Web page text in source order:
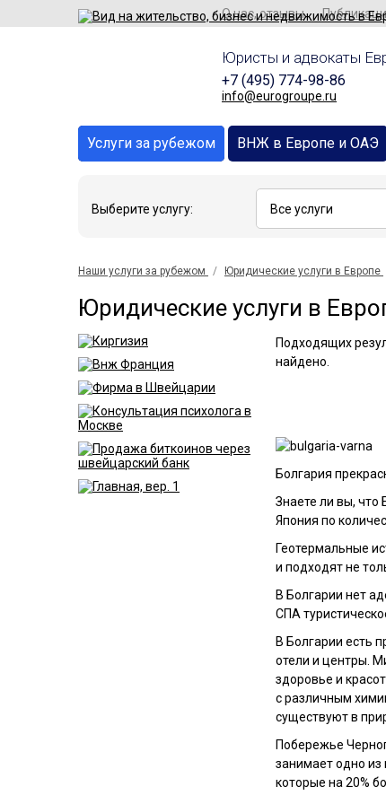
О нас, отзывы
Юристы и адвокаты
+7 (495) 774-98-86
info@eurogroupe.ru
Услуги за рубежом ВНЖ в Европе и ОАЭ
Выберите услугу:
Наши услуги за рубежом Юридические услуги в Европе
Юридические услуги в
Подходящих
найдено.
Болгария
Знаете ли вы, что
Япония по
Геотермальные
и подходят не
В Болгарии нет
СПА
В Болгарии есть
отели и центры.
здоровье и
с различным
существуют в
Побережье
занимает одно из
которые на 20%